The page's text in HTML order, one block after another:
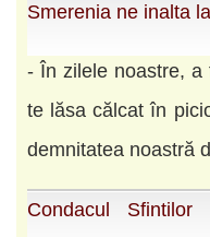
Smerenia ne inalta
- În zilele noastre, a
te lăsa călcat în
demnitatea noastră
Condacul Sfintilor